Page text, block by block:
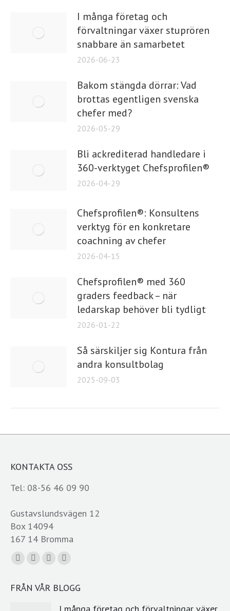
I många företag och
förvaltningar växer stuprören
snabbare än samarbetet
2026-06-23
Bakom stängda dörrar: Vad
brottas egentligen svenska
chefer med?
2026-05-29
Bli ackrediterad handledare i
360-verktyget Chefsprofilen®
2026-04-29
Chefsprofilen®: Konsultens
verktyg för en konkretare
coachning av chefer
2026-04-15
Chefsprofilen® med 360
graders feedback – när
ledarskap behöver bli tydligt
2026-01-22
Så särskiljer sig Kontura från
andra konsultbolag
2025-09-03
KONTAKTA OSS
Tel: 08-56 46 09 90
Gustavslundsvägen 12
Box 14094
167 14 Bromma
Du hittar oss på:
Facebook
opens
YouTube
opens
Linkedin
opens
E-
page
opens
FRÅN VÅR BLOGG